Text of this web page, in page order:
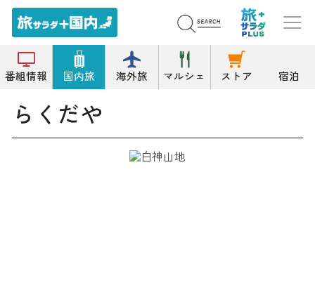
番組情報 国内旅 海外旅 マルシェ ストア 宿泊
トップ 体験館/宿泊体験(研修)施設 らくだや
らくだや